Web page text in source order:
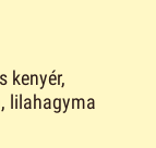
kenyér,
lilahagyma